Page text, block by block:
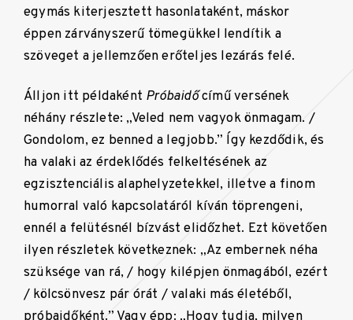
egymás kiterjesztett hasonlataként, máskor
éppen zárványszerű tömegükkel lendítik a
szöveget a jellemzően erőteljes lezárás felé.
Álljon itt példaként Próbaidőcímű versének
néhány részlete: „Veled nem vagyok önmagam. /
Gondolom, ez benned a legjobb.” Így kezdődik, és
ha valaki az érdeklődés felkeltésének az
egzisztenciális alaphelyzetekkel, illetve a finom
humorral való kapcsolatáról kíván töprengeni,
ennél a felütésnél bízvást elidőzhet. Ezt követően
ilyen részletek következnek: „Az embernek néha
szüksége van rá, / hogy kilépjen önmagából, ezért
/ kölcsönvesz pár órát / valaki más életéből,
próbaidőként.” Vagy épp: „Hogy tudja, milyen